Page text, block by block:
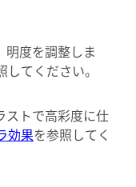
明度を調整しま
してください。
ストで高彩度に仕
効果を参照してく